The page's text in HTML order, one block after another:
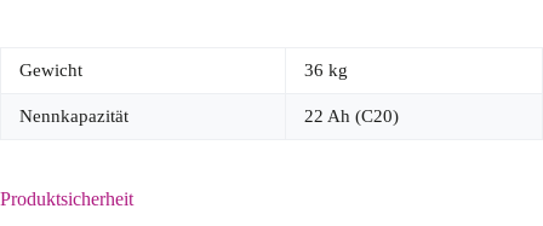
Gewicht 36 kg
Nennkapazität 22 Ah (C20)
Produktsicherheit